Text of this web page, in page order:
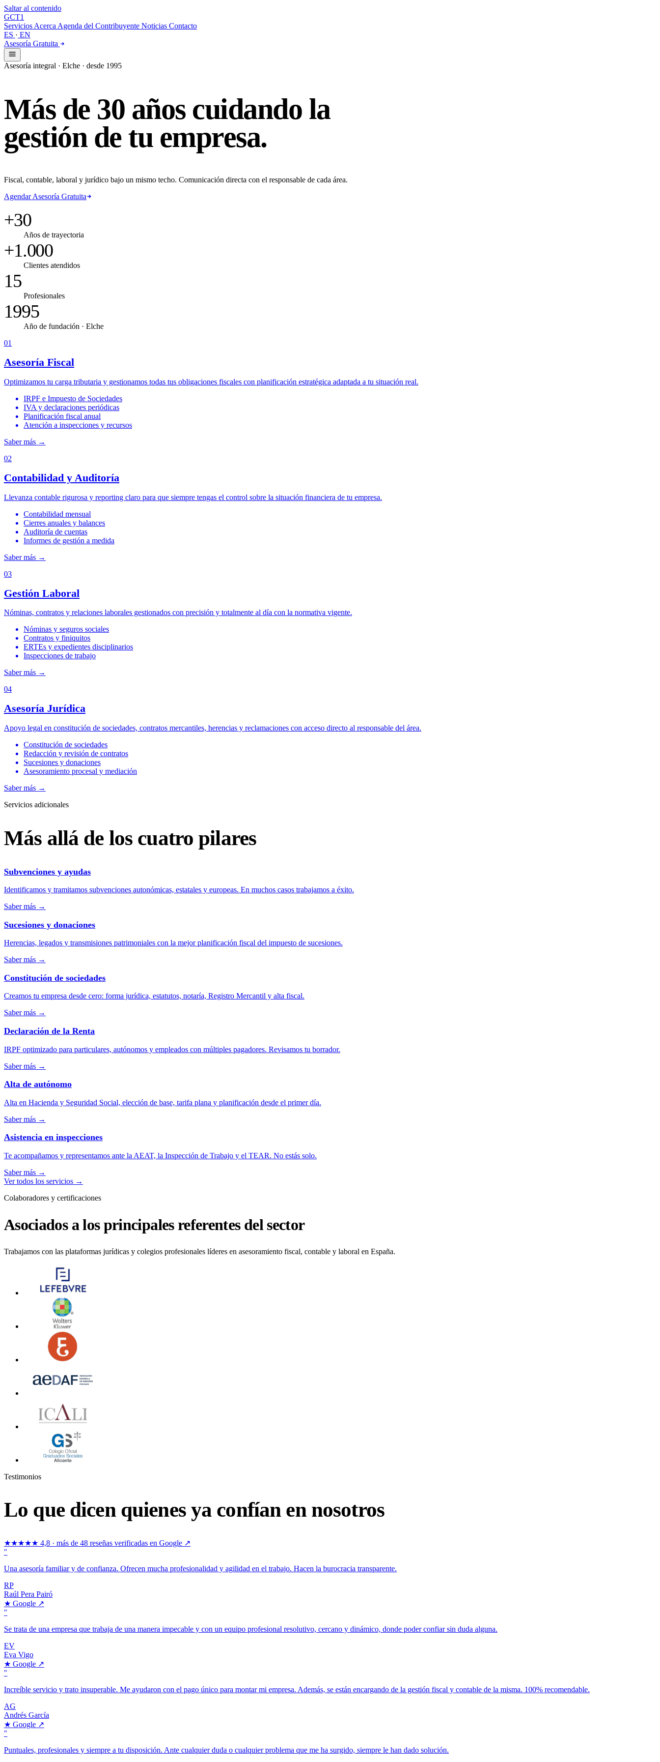
Saltar al contenido
GCT1
Servicios Acerca Agenda del Contribuyente Noticias Contacto
ES · EN
Asesoría Gratuita
Asesoría integral · Elche · desde 1995
Más de 30 años cuidando la
gestión de tu empresa.
Fiscal, contable, laboral y jurídico bajo un mismo techo. Comunicación directa con el responsable de cada área.
Agendar Asesoría Gratuita
+30
Años de trayectoria
+1.000
Clientes atendidos
15
Profesionales
1995
Año de fundación · Elche
01
Asesoría Fiscal
Optimizamos tu carga tributaria y gestionamos todas tus obligaciones fiscales con planificación estratégica adaptada a tu situación real.
IRPF e Impuesto de Sociedades
IVA y declaraciones periódicas
Planificación fiscal anual
Atención a inspecciones y recursos
Saber más →
02
Contabilidad y Auditoría
Llevanza contable rigurosa y reporting claro para que siempre tengas el control sobre la situación financiera de tu empresa.
Contabilidad mensual
Cierres anuales y balances
Auditoría de cuentas
Informes de gestión a medida
Saber más →
03
Gestión Laboral
Nóminas, contratos y relaciones laborales gestionados con precisión y totalmente al día con la normativa vigente.
Nóminas y seguros sociales
Contratos y finiquitos
ERTEs y expedientes disciplinarios
Inspecciones de trabajo
Saber más →
04
Asesoría Jurídica
Apoyo legal en constitución de sociedades, contratos mercantiles, herencias y reclamaciones con acceso directo al responsable del área.
Constitución de sociedades
Redacción y revisión de contratos
Sucesiones y donaciones
Asesoramiento procesal y mediación
Saber más →
Servicios adicionales
Más allá de los cuatro pilares
Subvenciones y ayudas
Identificamos y tramitamos subvenciones autonómicas, estatales y europeas. En muchos casos trabajamos a éxito.
Saber más →
Sucesiones y donaciones
Herencias, legados y transmisiones patrimoniales con la mejor planificación fiscal del impuesto de sucesiones.
Saber más →
Constitución de sociedades
Creamos tu empresa desde cero: forma jurídica, estatutos, notaría, Registro Mercantil y alta fiscal.
Saber más →
Declaración de la Renta
IRPF optimizado para particulares, autónomos y empleados con múltiples pagadores. Revisamos tu borrador.
Saber más →
Alta de autónomo
Alta en Hacienda y Seguridad Social, elección de base, tarifa plana y planificación desde el primer día.
Saber más →
Asistencia en inspecciones
Te acompañamos y representamos ante la AEAT, la Inspección de Trabajo y el TEAR. No estás solo.
Saber más →
Ver todos los servicios →
Colaboradores y certificaciones
Asociados a los principales referentes del sector
Trabajamos con las plataformas jurídicas y colegios profesionales líderes en asesoramiento fiscal, contable y laboral en España.
Testimonios
Lo que dicen quienes ya confían en nosotros
★★★★★ 4,8 · más de 48 reseñas verificadas en Google ↗
"
Una asesoría familiar y de confianza. Ofrecen mucha profesionalidad y agilidad en el trabajo. Hacen la burocracia transparente.
RP
Raúl Pera Pairó
★ Google ↗
"
Se trata de una empresa que trabaja de una manera impecable y con un equipo profesional resolutivo, cercano y dinámico, donde poder confiar sin duda alguna.
EV
Eva Vigo
★ Google ↗
"
Increíble servicio y trato insuperable. Me ayudaron con el pago único para montar mi empresa. Además, se están encargando de la gestión fiscal y contable de la misma. 100% recomendable.
AG
Andrés García
★ Google ↗
"
Puntuales, profesionales y siempre a tu disposición. Ante cualquier duda o cualquier problema que me ha surgido, siempre le han dado solución.